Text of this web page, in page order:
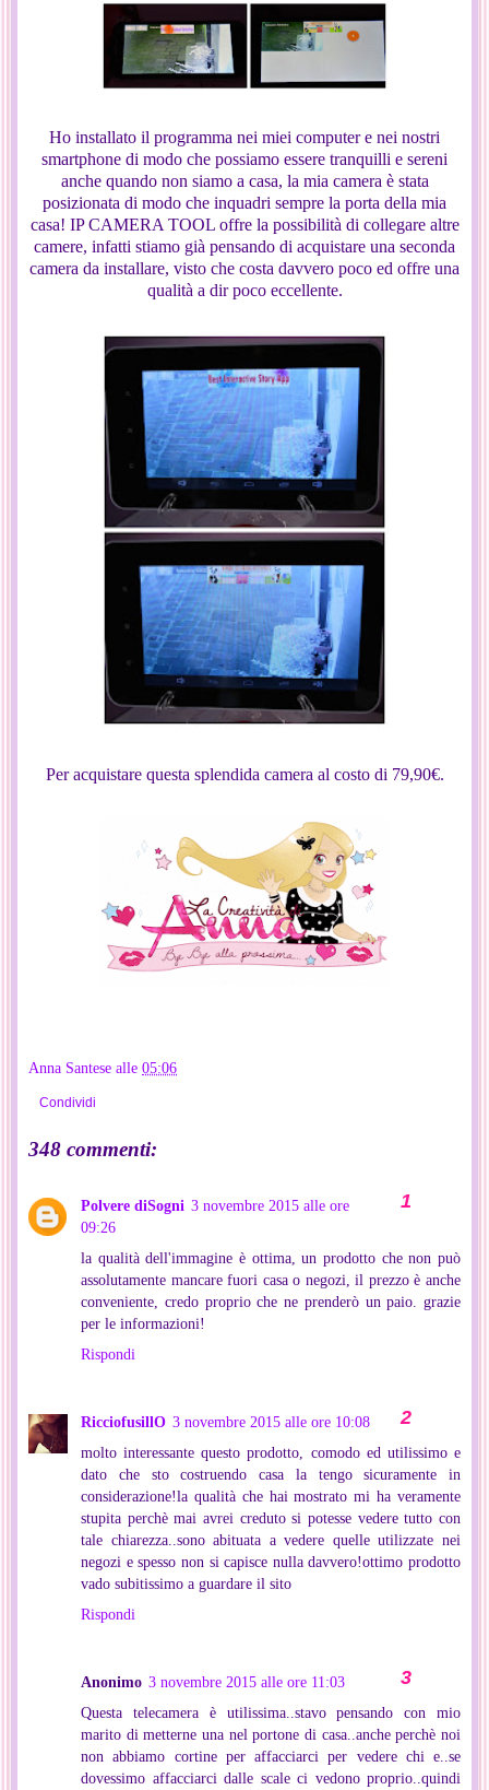
Ho installato il programma nei miei computer e nei nostri
smartphone di modo che possiamo essere tranquilli e sereni
anche quando non siamo a casa, la mia camera è stata
posizionata di modo che inquadri sempre la porta della mia
casa! IP CAMERA TOOL offre la possibilità di collegare altre
camere, infatti stiamo già pensando di acquistare una seconda
camera da installare, visto che costa davvero poco ed offre una
qualità a dir poco eccellente.
Per acquistare questa splendida camera al costo di 79,90€.
Anna Santese alle 05:06
Condividi
348 commenti:
Polvere diSogni 3 novembre 2015 alle ore
09:26
la qualità dell'immagine è ottima, un prodotto che non può
assolutamente mancare fuori casa o negozi, il prezzo è anche
conveniente, credo proprio che ne prenderò un paio. grazie
per le informazioni!
Rispondi
RicciofusillO 3 novembre 2015 alle ore 10:08
molto interessante questo prodotto, comodo ed utilissimo e
dato che sto costruendo casa la tengo sicuramente in
considerazione!la qualità che hai mostrato mi ha veramente
stupita perchè mai avrei creduto si potesse vedere tutto con
tale chiarezza..sono abituata a vedere quelle utilizzate nei
negozi e spesso non si capisce nulla davvero!ottimo prodotto
vado subitissimo a guardare il sito
Rispondi
Anonimo 3 novembre 2015 alle ore 11:03
Questa telecamera è utilissima..stavo pensando con mio
marito di metterne una nel portone di casa..anche perchè noi
non abbiamo cortine per affacciarci per vedere chi e..se
dovessimo affacciarci dalle scale ci vedono proprio..quindi